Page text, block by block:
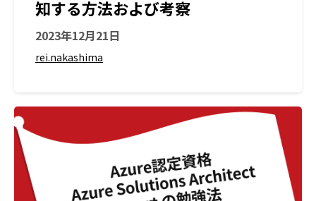
知する方法および考察
2023年12月21日
rei.nakashima